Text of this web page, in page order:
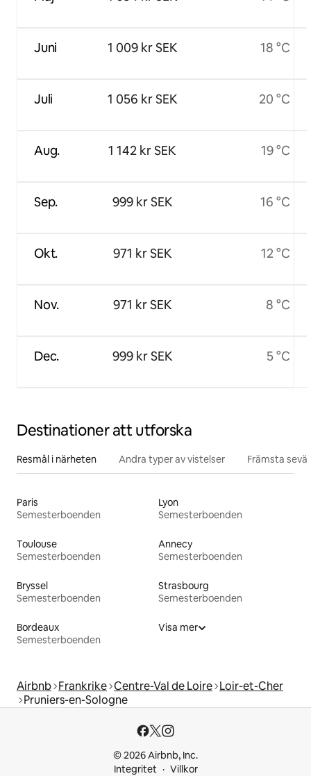
Juni
Juli
Aug.
Sep.
Okt.
Nov.
Dec.
1 009 kr SEK
1 056 kr SEK
1 142 kr SEK
999 kr SEK
971 kr SEK
971 kr SEK
999 kr SEK
18 °C
20 °C
19 °C
16 °C
12 °C
8 °C
5 °C
Destinationer att utforska
Resmål i närheten Andra typer av vistelser Främsta
Paris
Semesterboenden
Lyon
Semesterboenden
Toulouse
Semesterboenden
Annecy
Semesterboenden
Bryssel
Semesterboenden
Strasbourg
Semesterboenden
Bordeaux
Semesterboenden
Visa mer
Airbnb Frankrike Centre-Val de Loire Loir-et-Cher
Pruniers-en-Sologne
© 2026 Airbnb, Inc.
Integritet
Villkor